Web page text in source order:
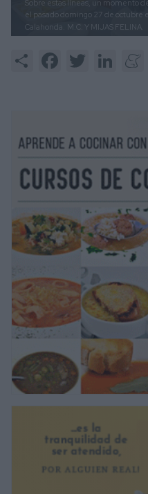
Sobre estas líneas, un momento
el pasado domingo 27 de octubre
Calahonda. M.C. Y MIJAS FELINA.
Share FacebookTwitter